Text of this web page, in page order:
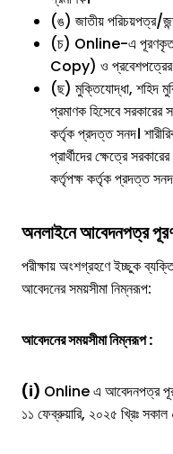
(ঙ) জাতীয় পরিচয়পত্র/
(চ) Online-এ
Copy) ও
(ছ) মুক্তিযোদ্ধা, শহিদ
প্রমাণক হিসেবে সরকারের
কর্তৃক প্রদত্ত সনদ।
প্রার্থীদের ক্ষেত্রে
কর্তৃপক্ষ কর্তৃক প্রদত্ত
অনলাইনে আবেদনপত্র পূরণ
পরীক্ষায় অংশগ্রহণে ইচ্ছুক
আবেদনের সময়সীমা নিম্নরূপ:
আবেদনের সময়সীমা নিম্নরূপ :
(i) Online এ আবেদনপত্র পূরণ
১১ ফেব্রুয়ারি, ২০২৫ খ্রিঃ সকাল